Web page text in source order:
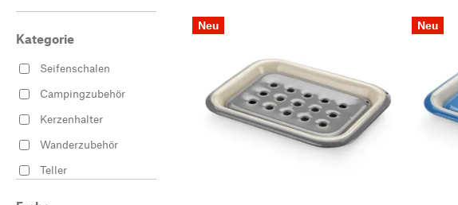
Kategorie
Seifenschalen
Campingzubehör
Kerzenhalter
Wanderzubehör
Teller
Neu Neu